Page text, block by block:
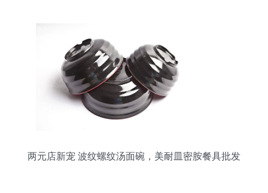
两元店新宠 波纹螺纹汤面碗，美耐皿密胺餐具批发